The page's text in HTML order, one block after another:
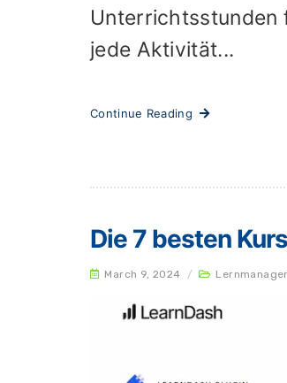
Unterrichtsstunden
jede Aktivität...
Continue Reading
Die 7 besten
March 9, 2024 /